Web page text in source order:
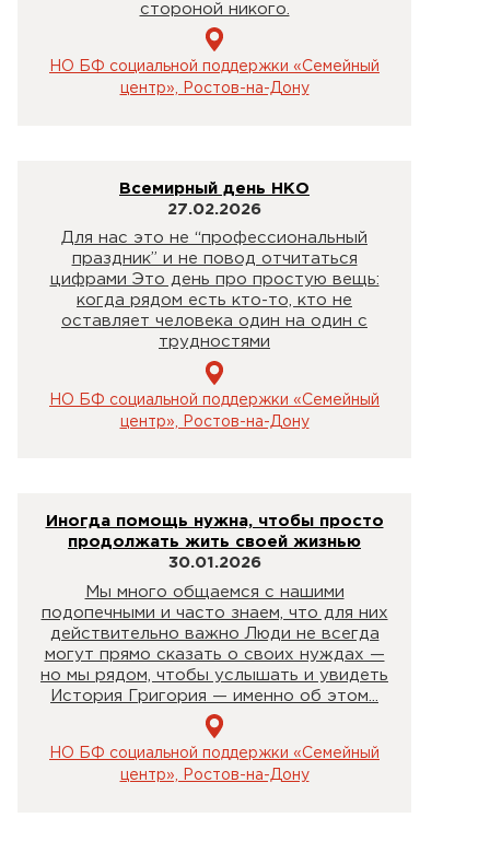
стороной никого.
НО БФ социальной поддержки «Семейный
центр», Ростов-на-Дону
Всемирный день НКО
27.02.2026
Для нас это не “профессиональный
праздник” и не повод отчитаться
цифрами Это день про простую вещь:
когда рядом есть кто-то, кто не
оставляет человека один на один с
трудностями
НО БФ социальной поддержки «Семейный
центр», Ростов-на-Дону
Иногда помощь нужна, чтобы просто
продолжать жить своей жизнью
30.01.2026
Мы много общаемся с нашими
подопечными и часто знаем, что для них
действительно важно Люди не всегда
могут прямо сказать о своих нуждах —
но мы рядом, чтобы услышать и увидеть
История Григория — именно об этом...
НО БФ социальной поддержки «Семейный
центр», Ростов-на-Дону